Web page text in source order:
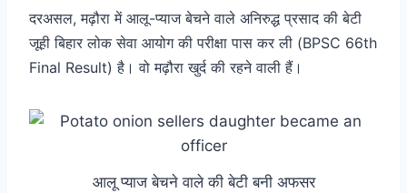
दरअसल, मढ़ौरा में आलू-प्याज बेचने वाले अनिरुद्ध प्रसाद की बेटी
जूही बिहार लोक सेवा आयोग की परीक्षा पास कर ली (BPSC 66th
Final Result) है। वो मढ़ौरा खुर्द की रहने वाली हैं।
आलू प्याज बेचने वाले की बेटी बनी अफसर